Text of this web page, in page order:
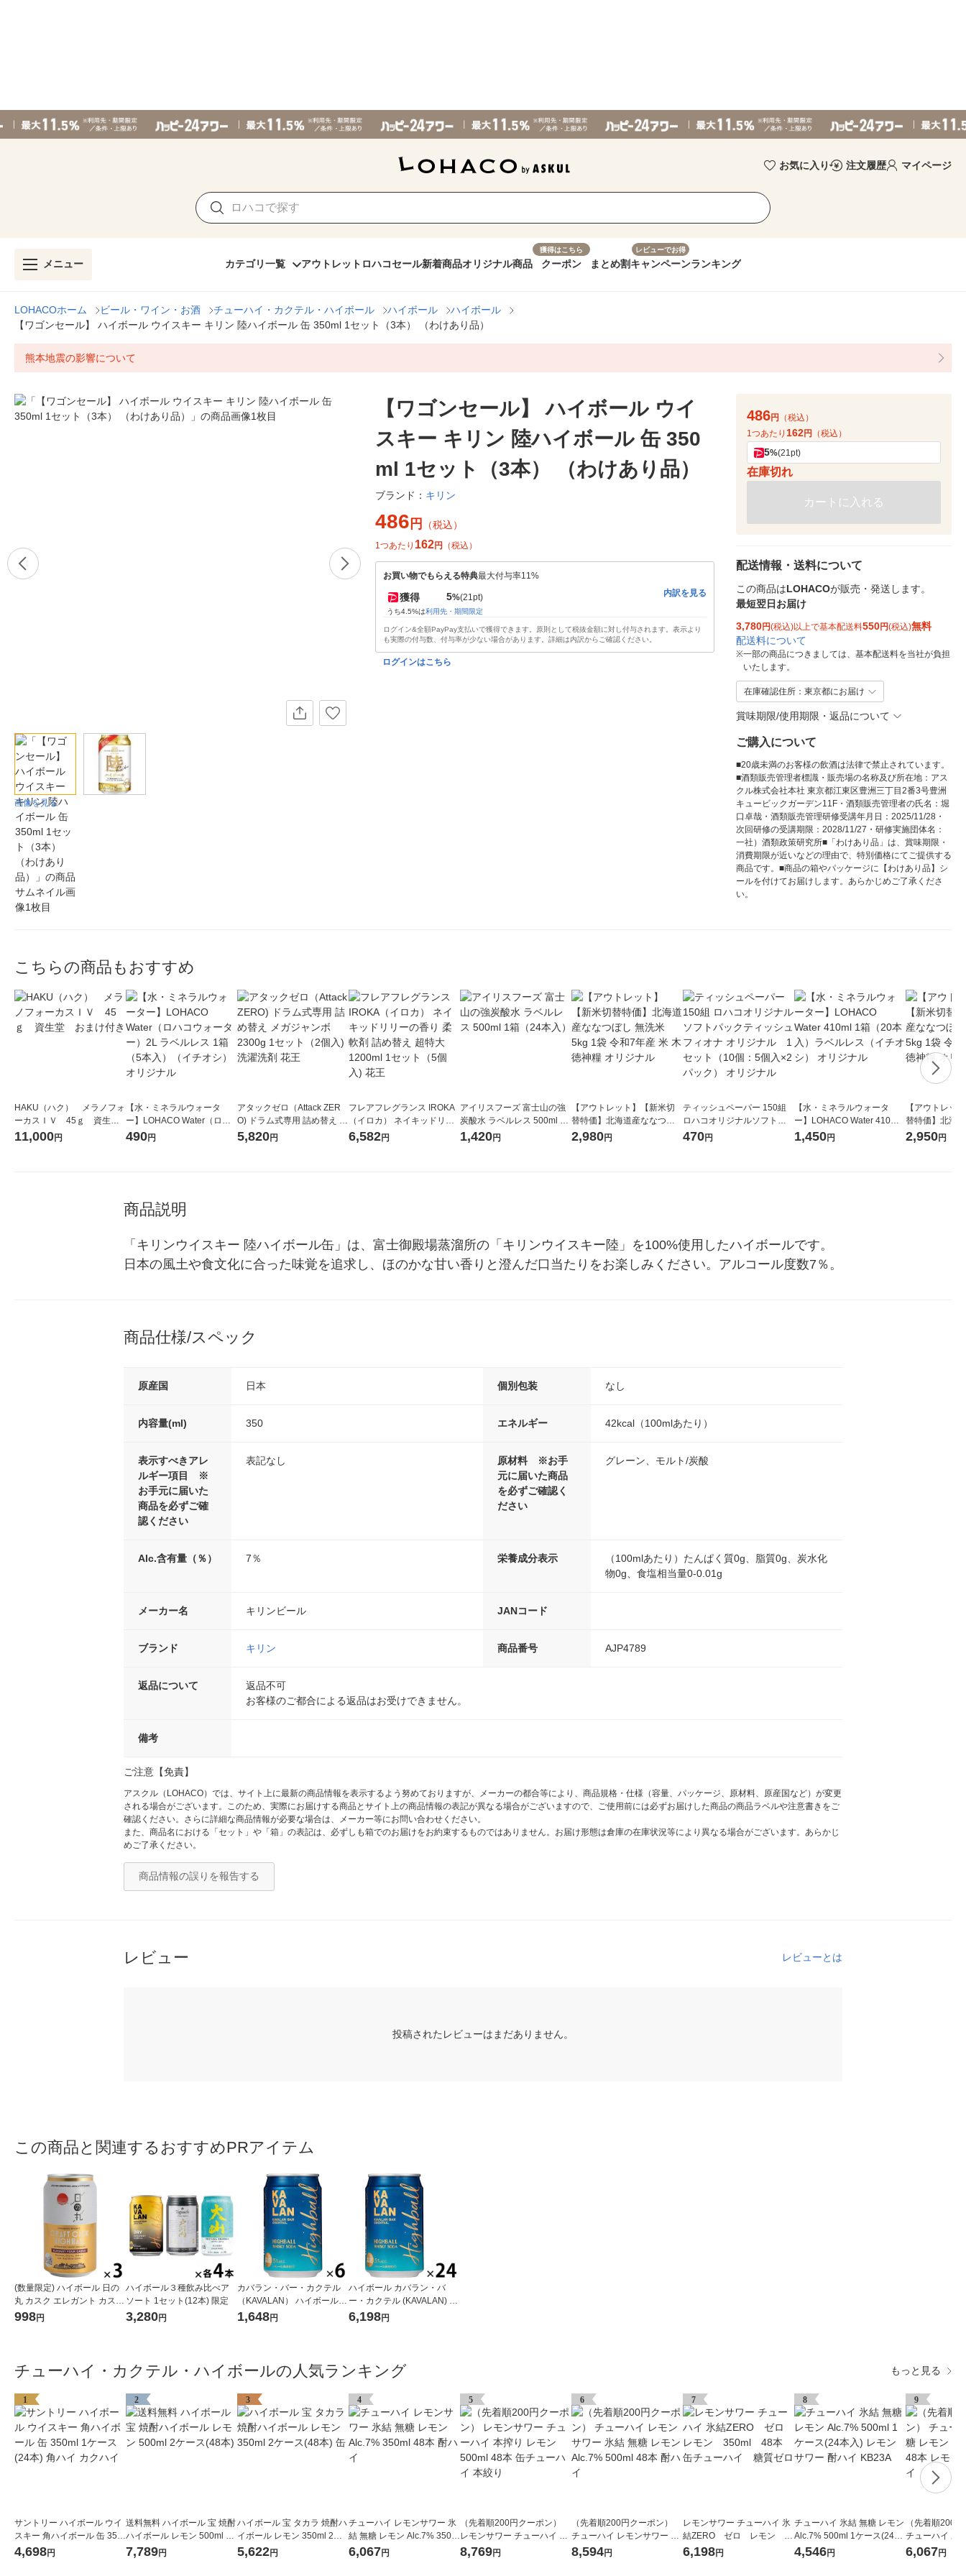
お気に入り 注文履歴 マイページ
メニュー カテゴリ一覧 アウトレット ロハコセール新着商品オリジナル商品
獲得はこちら
クーポン まとめ割
レビューでお得
キャンペーンランキング
LOHACOホーム ビール・ワイン・お酒 チューハイ・カクテル・ハイボール ハイボール
ハイボール
【ワゴンセール】 ハイボール ウイスキー キリン 陸ハイボール 缶 350ml 1セット（3本） （わけあり品）
熊本地震の影響について
画像を見る
【ワゴンセール】 ハイボール ウイ
スキー キリン 陸ハイボール 缶 350
ml 1セット（3本） （わけあり品）
ブランド： キリン
486 円 （税込）
1つあたり 162円 （税込）
お買い物でもらえる特典最大付与率11%
獲得 5%(21pt)
うち4.5%は利用先・期間限定
内訳を見る
ログイン&全額PayPay支払いで獲得できます。原則として税抜金額に対し付与されます。表示より
も実際の付与数、付与率が少ない場合があります。詳細は内訳からご確認ください。
ログインはこちら
486円
（税込）
1つあたり 162円 （税込）
5%(21pt)
在庫切れ
カートに入れる
配送情報・送料について
この商品はLOHACOが販売・発送します。
最短翌日お届け
3,780円(税込)以上で基本配送料550円(税込)無料
配送料について
※一部の商品につきましては、基本配送料を当社が負担
いたします。
在庫確認住所：東京都にお届け
賞味期限/使用期限・返品について
ご購入について
■20歳未満のお客様の飲酒は法律で禁止されています。
■酒類販売管理者標識・販売場の名称及び所在地：アス
クル株式会社本社 東京都江東区豊洲三丁目2番3号豊洲
キュービックガーデン11F・酒類販売管理者の氏名：堀
口卓哉・酒類販売管理研修受講年月日：2025/11/28・
次回研修の受講期限：2028/11/27・研修実施団体名：
一社）酒類政策研究所■「わけあり品」は、賞味期限・
消費期限が近いなどの理由で、特別価格にてご提供する
商品です。■商品の箱やパッケージに【わけあり品】シ
ールを付けてお届けします。あらかじめご了承くださ
い。
こちらの商品もおすすめ
HAKU（ハク） メラノフォ
ーカスＩＶ 45ｇ 資生
堂 おまけ付き
11,000円
【水・ミネラルウォータ
ー】LOHACO Water（ロハ
コウォーター）2L ラベルレ
490円
アタックゼロ（Attack ZER
O) ドラム式専用 詰め替え メ
ガジャンボ 2300g 1セット
5,820円
フレアフレグランス IROKA
（イロカ） ネイキッドリリ
ーの香り 柔軟剤 詰め替え 超
6,582円
アイリスフーズ 富士山の強
炭酸水 ラベルレス 500ml 1
箱（24本入）
1,420円
【アウトレット】【新米切
替特価】北海道産ななつぼ
し 無洗米 5kg 1袋 令和7年産
2,980円
ティッシュペーパー 150組
ロハコオリジナルソフトパ
ックティッシュ フィオナ オ
470円
【水・ミネラルウォータ
ー】LOHACO Water 410ml
1箱（20本入）ラベルレス
1,450円
【アウトレッ
替特価】北海
し 精白米 5kg
2,950円
商品説明
「キリンウイスキー 陸ハイボール缶」は、富士御殿場蒸溜所の「キリンウイスキー陸」を100%使用したハイボールです。
日本の風土や食文化に合った味覚を追求し、ほのかな甘い香りと澄んだ口当たりをお楽しみください。アルコール度数7％。
商品仕様/スペック
原産国 日本 個別包装 なし
内容量(ml) 350 エネルギー 42kcal（100mlあたり）
表示すべきアレ
ルギー項目 ※
お手元に届いた
商品を必ずご確
認ください
表記なし
原材料 ※お手
元に届いた商品
を必ずご確認く
ださい
グレーン、モルト/炭酸
Alc.含有量（％） 7％ 栄養成分表示
（100mlあたり）たんぱく質0g、脂質0g、炭水化
物0g、食塩相当量0-0.01g
メーカー名 キリンビール JANコード
ブランド キリン 商品番号 AJP4789
返品について
返品不可
お客様のご都合による返品はお受けできません。
備考
ご注意【免責】
アスクル（LOHACO）では、サイト上に最新の商品情報を表示するよう努めておりますが、メーカーの都合等により、商品規格・仕様（容量、パッケージ、原材料、原産国など）が変更
される場合がございます。このため、実際にお届けする商品とサイト上の商品情報の表記が異なる場合がございますので、ご使用前には必ずお届けした商品の商品ラベルや注意書きをご
確認ください。さらに詳細な商品情報が必要な場合は、メーカー等にお問い合わせください。
また、商品名における「セット」や「箱」の表記は、必ずしも箱でのお届けをお約束するものではありません。お届け形態は倉庫の在庫状況等により異なる場合がございます。あらかじ
めご了承ください。
商品情報の誤りを報告する
レビュー レビューとは
投稿されたレビューはまだありません。
この商品と関連するおすすめPRアイテム
(数量限定) ハイボール 日の
丸 カスク エレガント カスク
缶 355ml 3本
998円
ハイボール３種飲み比べア
ソート 1セット(12本) 限定
3,280円
カバラン・バー・カクテル
（KAVALAN） ハイボール 3
20ml×6本
1,648円
ハイボール カバラン・バ
ー・カクテル (KAVALAN) ハ
イボール 320ml 1ケース(24
6,198円
チューハイ・カクテル・ハイボールの人気ランキング もっと見る
1
サントリー ハイボール ウイ
スキー 角ハイボール 缶 350
ml 1ケース(24本) 角ハイ カ
4,698円
2
送料無料 ハイボール 宝 焼酎
ハイボール レモン 500ml 2
ケース(48本)
7,789円
3
ハイボール 宝 タカラ 焼酎ハ
イボール レモン 350ml 2ケ
ース(48本) 缶
5,622円
4
チューハイ レモンサワー 氷
結 無糖 レモン Alc.7% 350ml
48本 酎ハイ
6,067円
5
（先着順200円クーポン）
レモンサワー チューハイ 本
搾り レモン 500ml 48本 缶
8,769円
6
（先着順200円クーポン）
チューハイ レモンサワー 氷
結 無糖 レモン Alc.7% 500ml
8,594円
7
レモンサワー チューハイ 氷
結ZERO ゼロ レモン 35
0ml 48本 缶チューハイ
6,198円
8
チューハイ 氷結 無糖 レモン
Alc.7% 500ml 1ケース(24本
入) レモンサワー 酎ハイ KB
4,546円
9
（先着順200
チューハイ 氷
Alc.4% 350ml
6,067円